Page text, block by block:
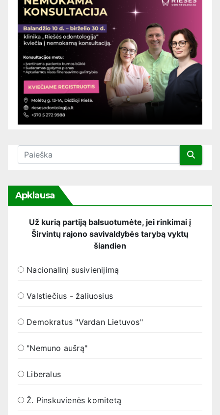
Apklausa
Už kurią partiją balsuotumėte, jei rinkimai į
Širvintų rajono savivaldybės tarybą vyktų
šiandien
Nacionalinį susivienijimą
Valstiečius - žaliuosius
Demokratus "Vardan Lietuvos"
"Nemuno aušrą"
Liberalus
Ž. Pinskuvienės komitetą